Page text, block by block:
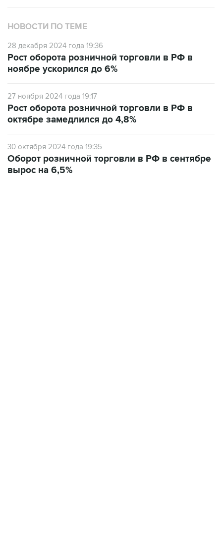
НОВОСТИ ПО ТЕМЕ
28 декабря 2024 года 19:36
Рост оборота розничной торговли в РФ в
ноябре ускорился до 6%
27 ноября 2024 года 19:17
Рост оборота розничной торговли в РФ в
октябре замедлился до 4,8%
30 октября 2024 года 19:35
Оборот розничной торговли в РФ в сентябре
вырос на 6,5%